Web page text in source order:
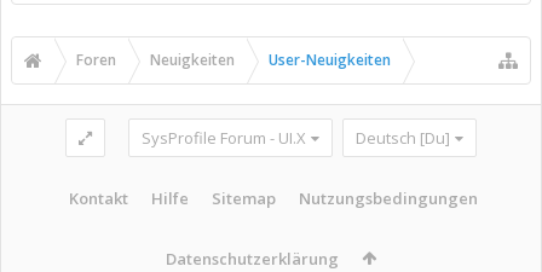
Foren Neuigkeiten User-Neuigkeiten
SysProfile Forum - UI.X Deutsch [Du]
Kontakt Hilfe Sitemap Nutzungsbedingungen
Datenschutzerklärung